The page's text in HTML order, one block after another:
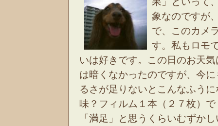
象なのですが
で、このカメ
す。私もロモ
いは好きです。この日のお天
は暗くなかったのですが、今
るさが足りないとこんなふう
味？フィルム１本（２７枚）
「満足」と思うくらいむずか